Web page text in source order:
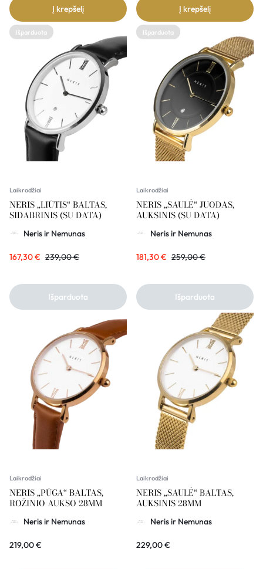
Į krepšelį Į krepšelį
Išparduota
Laikrodžiai
NERIS „LIŪTIS“ BALTAS,
SIDABRINIS (SU DATA)
Neris ir Nemunas
167,30€ 239,00€
Išparduota
Išparduota
Laikrodžiai
NERIS „SAULĖ“ JUODAS,
AUKSINIS (SU DATA)
Neris ir Nemunas
181,30€ 259,00€
Išparduota
Laikrodžiai
NERIS „PŪGA“ BALTAS,
ROŽINIO AUKSO 28MM
Neris ir Nemunas
219,00€
Laikrodžiai
NERIS „SAULĖ“ BALTAS,
AUKSINIS 28MM
Neris ir Nemunas
229,00€